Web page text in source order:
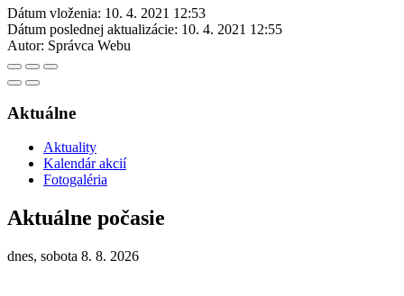
Dátum vloženia: 10. 4. 2021 12:53
Dátum poslednej aktualizácie: 10. 4. 2021 12:55
Autor: Správca Webu
Aktuálne
Aktuality
Kalendár akcií
Fotogaléria
Aktuálne počasie
dnes, sobota 8. 8. 2026